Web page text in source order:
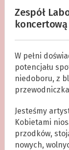
Zespół
koncertową
W pełni
potencjału
niedoboru, z
Jesteśmy
Kobietami
przodków,
nowych,